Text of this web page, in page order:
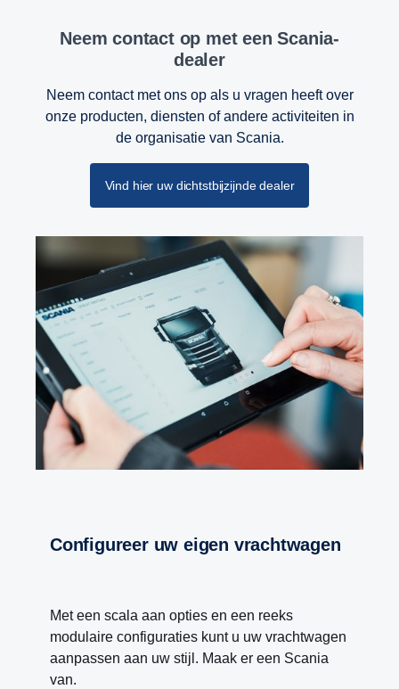
Neem contact op met een Scania-
dealer
Neem contact met ons op als u vragen heeft over
onze producten, diensten of andere activiteiten in
de organisatie van Scania.
Vind hier uw dichtstbijzijnde dealer
Configureer uw eigen vrachtwagen
Met een scala aan opties en een reeks
modulaire configuraties kunt u uw vrachtwagen
aanpassen aan uw stijl. Maak er een Scania
van.